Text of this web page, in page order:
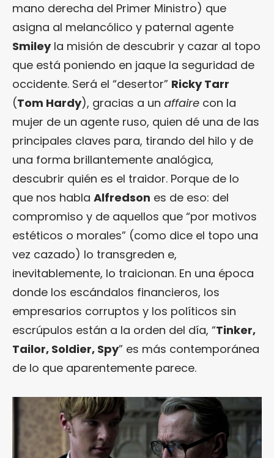
mano derecha del Primer Ministro) que
asigna al melancólico y paternal agente
Smileyla misión de descubrir y cazar al topo
que está poniendo en jaque la seguridad de
occidente. Será el “desertor” Ricky Tarr
(Tom Hardy), gracias a un affaire con la
mujer de un agente ruso, quien dé una de las
principales claves para, tirando del hilo y de
una forma brillantemente analógica,
descubrir quién es el traidor. Porque de lo
que nos habla Alfredson es de eso: del
compromiso y de aquellos que “por motivos
estéticos o morales” (como dice el topo una
vez cazado) lo transgreden e,
inevitablemente, lo traicionan. En una época
donde los escándalos financieros, los
empresarios corruptos y los políticos sin
escrúpulos están a la orden del día, “Tinker,
Tailor, Soldier, Spy” es más contemporánea
de lo que aparentemente parece.